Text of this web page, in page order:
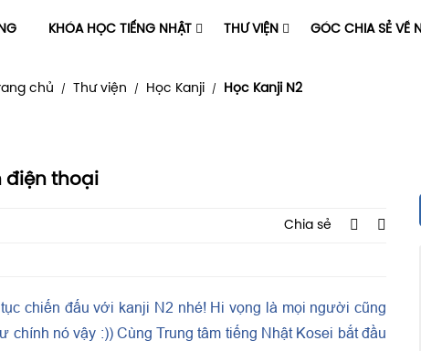
KHÓA HỌC TIẾNG NHẬT THƯ VIỆN GÓC CHIA SẺ VỀ
chủ / Thư viện / Học Kanji / Học Kanji N2
điện thoại
Chia sẻ
chiến đấu với kanji N2 nhé! Hi vọng là mọi người cũng
nó vậy :)) Cùng Trung tâm tiếng Nhật Kosei bắt đầu